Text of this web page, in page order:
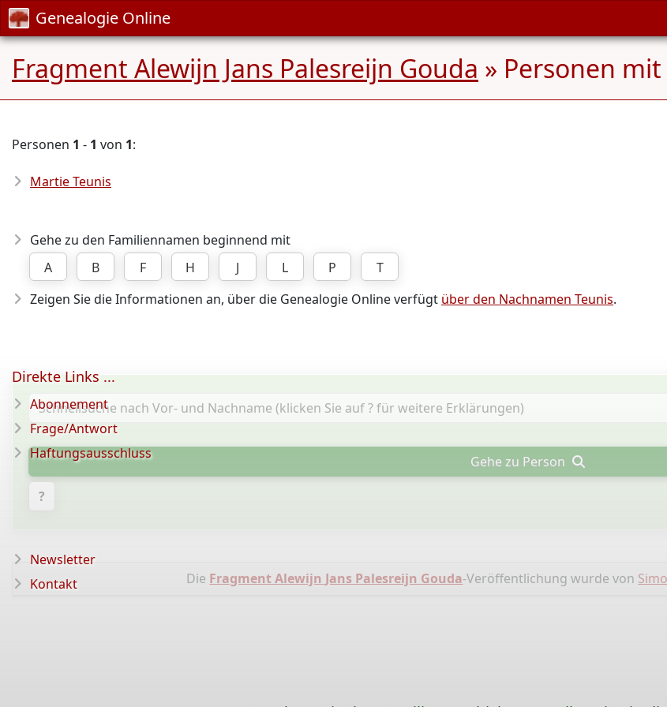
Genealogie Online
Fragment Alewijn Jans Palesreijn Gouda » Personen
Personen 1 - 1 von 1:
Martie Teunis
Gehe zu den Familiennamen beginnend mit
A
B F H J L P
T
Zeigen Sie die Informationen an, über die Genealogie Online verfügt über den Nachnamen Teunis.
Gehe zu Person
?
Die Fragment Alewijn Jans Palesreijn Gouda-Veröffentlichung wurde von
Direkte Links ...
Abonnement
Frage/Antwort
Haftungsausschluss
Newsletter
Kontakt